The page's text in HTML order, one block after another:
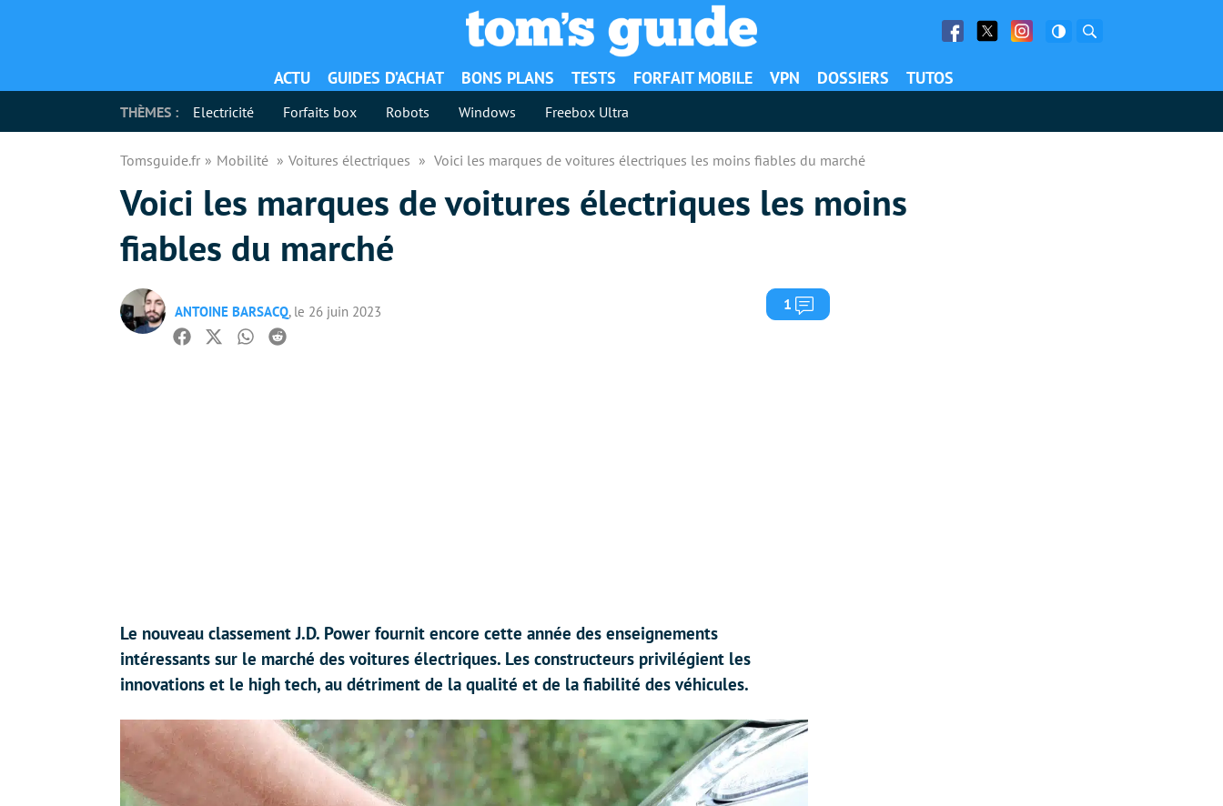
Facebook
Twitter Facebook
ACTU GUIDES D’ACHAT BONS PLANS TESTS FORFAIT MOBILE VPN DOSSIERS TUTOS
THÈMES : Electricité Forfaits box Robots Windows Freebox Ultra
Tomsguide.fr Mobilité Voitures électriques Voici les marques de voitures électriques les moins fiables du marché
Voici les marques de voitures électriques les moins
fiables du marché
ANTOINE BARSACQ, le 26 juin 2023 1 Commentaires
Facebook
TwitterWhatsapp
Reddit
Le nouveau classement J.D. Power fournit encore cette année des enseignements
intéressants sur le marché des voitures électriques. Les constructeurs privilégient les
innovations et le high tech, au détriment de la qualité et de la fiabilité des véhicules.